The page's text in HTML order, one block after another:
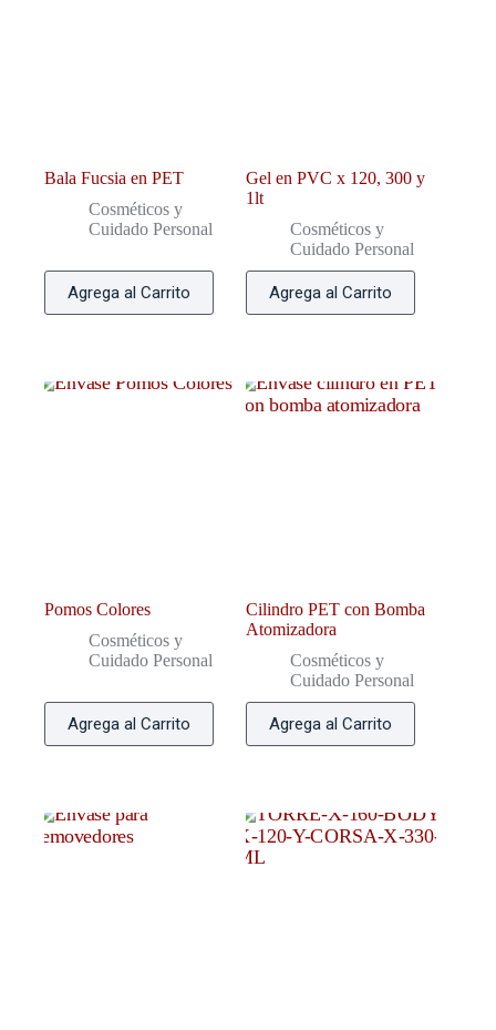
Bala Fucsia en PET
Cosméticos y
Cuidado Personal
Agrega al Carrito
Gel en PVC x 120, 300 y
1lt
Cosméticos y
Cuidado Personal
Agrega al Carrito
Pomos Colores
Cosméticos y
Cuidado Personal
Agrega al Carrito
Cilindro PET con Bomba
Atomizadora
Cosméticos y
Cuidado Personal
Agrega al Carrito